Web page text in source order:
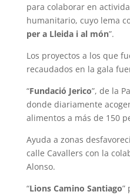
para colaborar en
humanitario, cuyo lema
per a Lleida i al món”.
Los proyectos a los que
recaudados en la gala
“Fundació Jerico”, de la
donde diariamente
alimentos a más de 150
Ayuda a zonas
calle Cavallers con la
Alonso.
“Lions Camino Santiago”